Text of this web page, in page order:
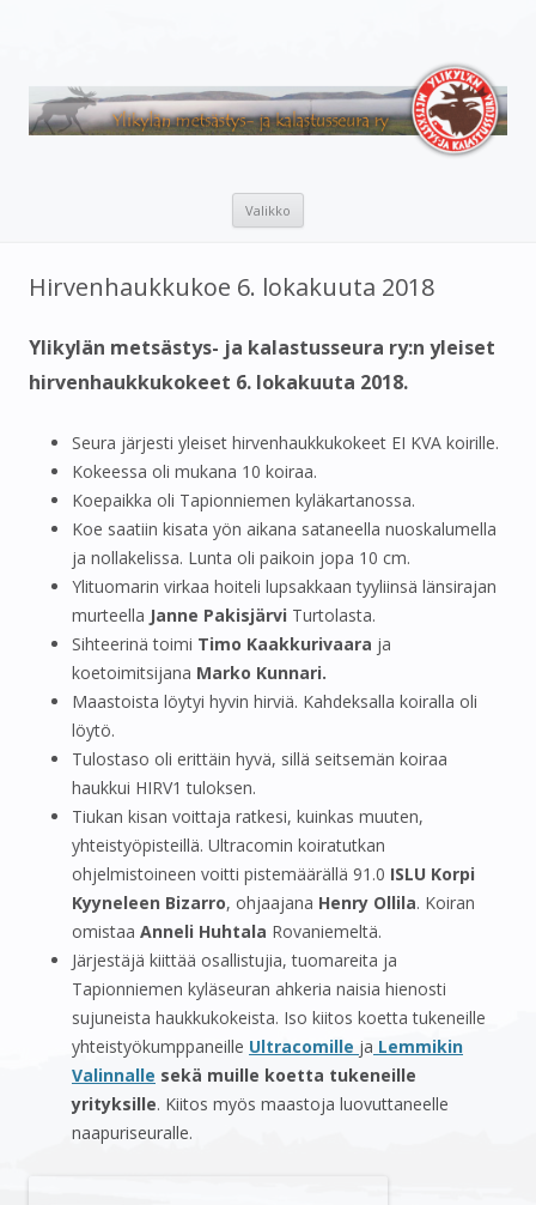
kalastusseura ry
Valikko
Hirvenhaukkukoe 6. lokakuuta 2018
Ylikylän metsästys- ja kalastusseura ry:n yleiset
hirvenhaukkukokeet 6. lokakuuta 2018.
Seura järjesti yleiset hirvenhaukkukokeet EI KVA koirille.
Kokeessa oli mukana 10 koiraa.
Koepaikka oli Tapionniemen kyläkartanossa.
Koe saatiin kisata yön aikana sataneella nuoskalumella
ja nollakelissa. Lunta oli paikoin jopa 10 cm.
Ylituomarin virkaa hoiteli lupsakkaan tyyliinsä länsirajan
murteella Janne Pakisjärvi Turtolasta.
Sihteerinä toimi Timo Kaakkurivaara ja
koetoimitsijana Marko Kunnari.
Maastoista löytyi hyvin hirviä. Kahdeksalla koiralla oli
löytö.
Tulostaso oli erittäin hyvä, sillä seitsemän koiraa
haukkui HIRV1 tuloksen.
Tiukan kisan voittaja ratkesi, kuinkas muuten,
yhteistyöpisteillä. Ultracomin koiratutkan
ohjelmistoineen voitti pistemäärällä 91.0 ISLU Korpi
Kyyneleen Bizarro, ohjaajana Henry Ollila. Koiran
omistaa Anneli Huhtala Rovaniemeltä.
Järjestäjä kiittää osallistujia, tuomareita ja
Tapionniemen kyläseuran ahkeria naisia hienosti
sujuneista haukkukokeista. Iso kiitos koetta tukeneille
yhteistyökumppaneille Ultracomille ja Lemmikin
Valinnalle sekä muille koetta tukeneille
yrityksille. Kiitos myös maastoja luovuttaneelle
naapuriseuralle.